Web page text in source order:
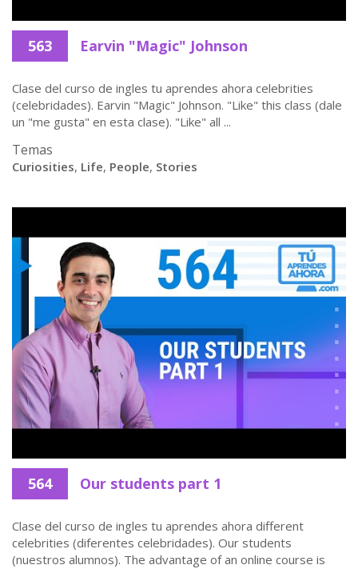
563 Earvin "Magic" Johnson
Clase del curso de ingles tu aprendes ahora celebrities
(celebridades). Earvin "Magic" Johnson. "Like" this class (dale
un "me gusta" en esta clase). "Like" all ...
Temas
Curiosities, Life, People, Stories
564 Our students part 1
Clase del curso de ingles tu aprendes ahora different
celebrities (diferentes celebridades). Our students
(nuestros alumnos). The advantage of an online course is